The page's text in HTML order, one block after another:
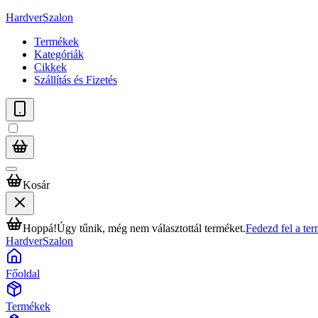
HardverSzalon
Termékek
Kategóriák
Cikkek
Szállítás és Fizetés
Kosár
Hoppá!Úgy tűnik, még nem választottál terméket.Fedezd fel a
HardverSzalon
Főoldal
Termékek